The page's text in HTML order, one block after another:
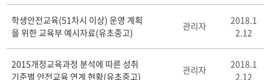
학생안전교육(51차시 이상) 운영 계획
을 위한 교육부 예시자료(유초중고)
관리자
2018.1
2.12
2015개정교육과정 분석에 따른 성취
기준별 안전교육 연계 현황(유초중고)
관리자
2018.1
2.12